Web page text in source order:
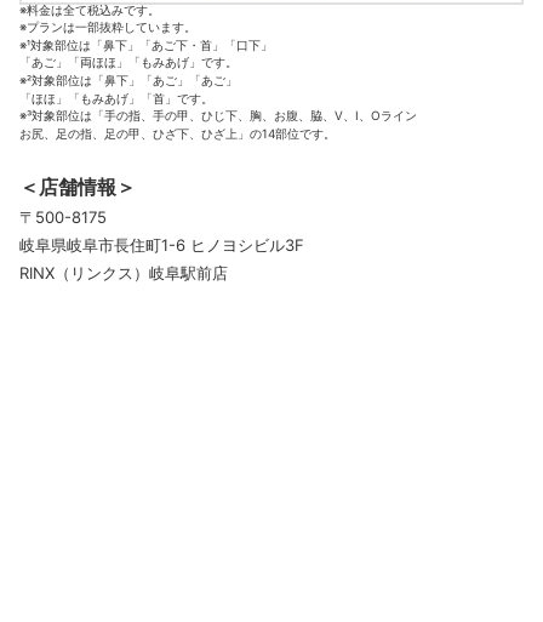
※料金は全て税込みです。
※プランは一部抜粋しています。
※¹対象部位は「鼻下」「あご下・首」「口下」
「あご」「両ほほ」「もみあげ」です。
※²対象部位は「鼻下」「あご」「あご」
「ほほ」「もみあげ」「首」です。
※³対象部位は「手の指、手の甲、ひじ下、胸、お腹、脇、V、I、Oライン
お尻、足の指、足の甲、ひざ下、ひざ上」の14部位です。
＜店舗情報＞
〒500-8175
岐阜県岐阜市長住町1-6 ヒノヨシビル3F
RINX（リンクス）岐阜駅前店